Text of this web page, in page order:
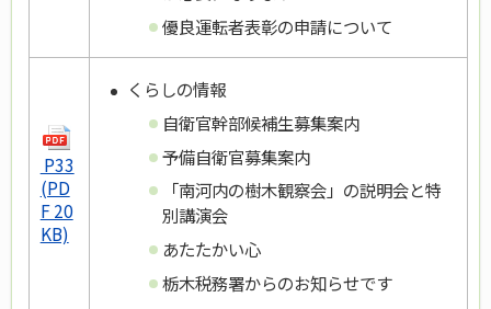
優良運転者表彰の申請について
P33
(PD
F 20
KB)
くらしの情報
自衛官幹部候補生募集案内
予備自衛官募集案内
「南河内の樹木観察会」の説明会と特
別講演会
あたたかい心
栃木税務署からのお知らせです